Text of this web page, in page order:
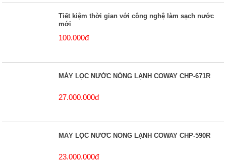
Tiết kiệm thời gian với công nghệ làm sạch nước
mới
100.000đ
MÁY LỌC NƯỚC NÓNG LẠNH COWAY CHP-671R
27.000.000đ
MÁY LỌC NƯỚC NÓNG LẠNH COWAY CHP-590R
23.000.000đ